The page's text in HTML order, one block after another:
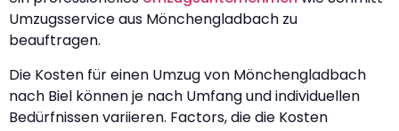
Umzugsservice aus Mönchengladbach zu
beauftragen.
Die Kosten für einen Umzug von Mönchengladbach
nach Biel können je nach Umfang und individuellen
Bedürfnissen variieren. Factors, die die Kosten